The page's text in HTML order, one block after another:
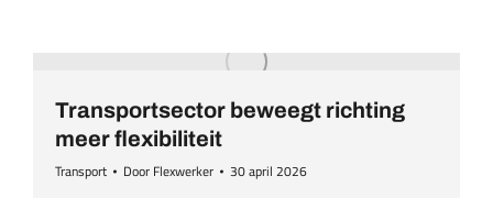
Transportsector beweegt richting
meer flexibiliteit
Transport DoorFlexwerker 30 april 2026